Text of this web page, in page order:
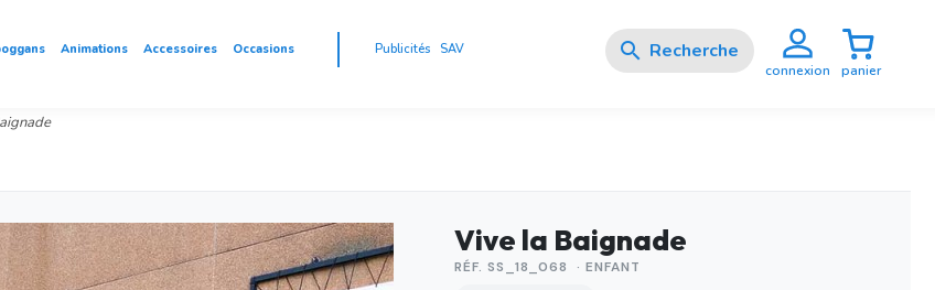
Animations Accessoires Occasions Publicités SAV 
connexion panier
Vive la Baignade
RÉF. SS_18_068 · ENFANT